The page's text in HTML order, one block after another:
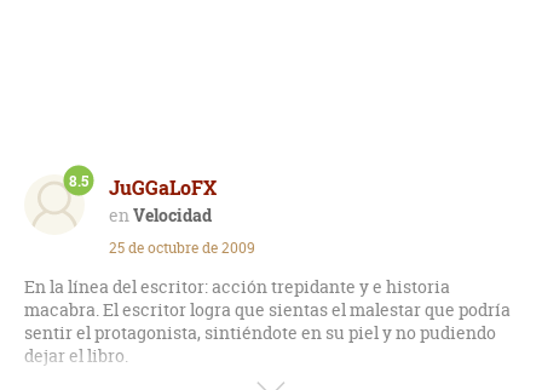
JuGGaLoFX
Velocidad
8.5
25 de octubre de 2009
En la línea del escritor: acción trepidante y e historia
macabra. El escritor logra que sientas el malestar que podría
sentir el protagonista, sintiéndote en su piel y no pudiendo
dejar el libro.